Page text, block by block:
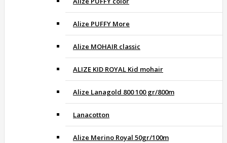
Alize PUFFY More
Alize MOHAIR classic
ALIZE KID ROYAL Kid mohair
Alize Lanagold 800 100 gr/800m
Lanacotton
Alize Merino Royal 50gr/100m